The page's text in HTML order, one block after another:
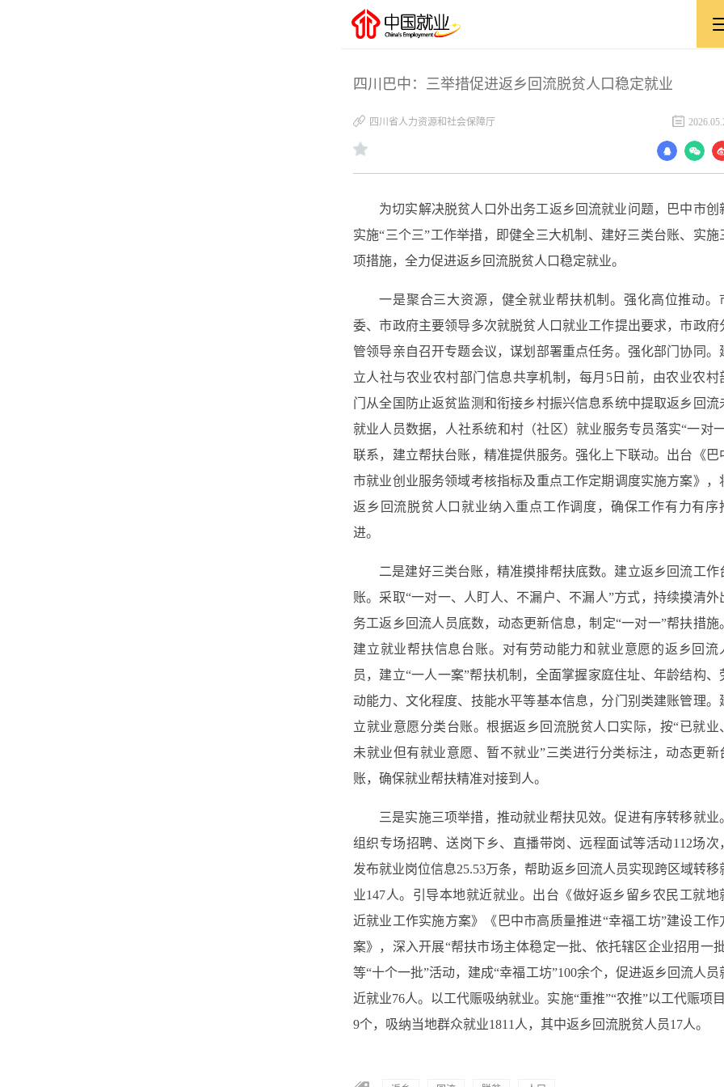
四川巴中：三举措促进返乡回流脱贫人口稳定就业
四川省人力资源和社会保障厅
为切实解决脱贫人口外出务工返乡回流就业问题，巴中市创
实施“三个三”工作举措，即健全三大机制、建好三类台账、实施
项措施，全力促进返乡回流脱贫人口稳定就业。
一是聚合三大资源，健全就业帮扶机制。强化高位推动。
委、市政府主要领导多次就脱贫人口就业工作提出要求，市政府
管领导亲自召开专题会议，谋划部署重点任务。强化部门协同。
立人社与农业农村部门信息共享机制，每月5日前，由农业农村
门从全国防止返贫监测和衔接乡村振兴信息系统中提取返乡回流
就业人员数据，人社系统和村（社区）就业服务专员落实“一对
联系，建立帮扶台账，精准提供服务。强化上下联动。出台《巴
市就业创业服务领域考核指标及重点工作定期调度实施方案》，
返乡回流脱贫人口就业纳入重点工作调度，确保工作有力有序
进。
二是建好三类台账，精准摸排帮扶底数。建立返乡回流工作
账。采取“一对一、人盯人、不漏户、不漏人”方式，持续摸清外
务工返乡回流人员底数，动态更新信息，制定“一对一”帮扶措施
建立就业帮扶信息台账。对有劳动能力和就业意愿的返乡回流
员，建立“一人一案”帮扶机制，全面掌握家庭住址、年龄结构、
动能力、文化程度、技能水平等基本信息，分门别类建账管理。
立就业意愿分类台账。根据返乡回流脱贫人口实际，按“已就业
未就业但有就业意愿、暂不就业”三类进行分类标注，动态更新
账，确保就业帮扶精准对接到人。
三是实施三项举措，推动就业帮扶见效。促进有序转移就业
组织专场招聘、送岗下乡、直播带岗、远程面试等活动112场次
发布就业岗位信息25.53万条，帮助返乡回流人员实现跨区域转移
业147人。引导本地就近就业。出台《做好返乡留乡农民工就地
近就业工作实施方案》《巴中市高质量推进“幸福工坊”建设工作
案》，深入开展“帮扶市场主体稳定一批、依托辖区企业招用一
等“十个一批”活动，建成“幸福工坊”100余个，促进返乡回流人员
近就业76人。以工代赈吸纳就业。实施“重推”“农推”以工代赈项
9个，吸纳当地群众就业1811人，其中返乡回流脱贫人员17人。